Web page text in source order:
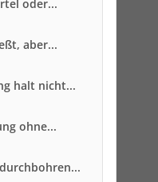
oder...
aber...
halt nicht...
ohne...